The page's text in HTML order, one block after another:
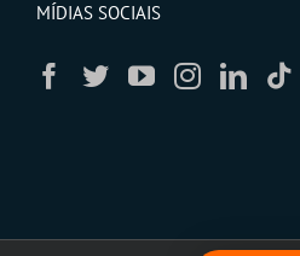
MÍDIAS SOCIAIS